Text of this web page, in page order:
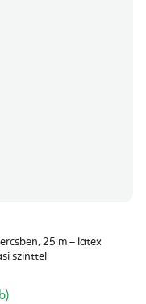
25 m – latex
szinttel